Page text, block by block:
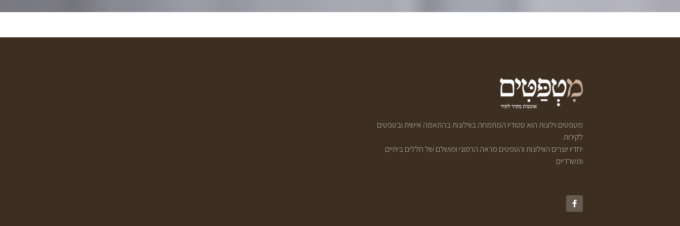
מטפטים וילונות הוא סטודיו המתמחה בווילונות בהתאמה אישית ובטפטים
לקירות.
יחדיו יוצרים הווילונות והטפטים מראה הרמוני ומושלם של חללים ביתיים
ומשרדיים